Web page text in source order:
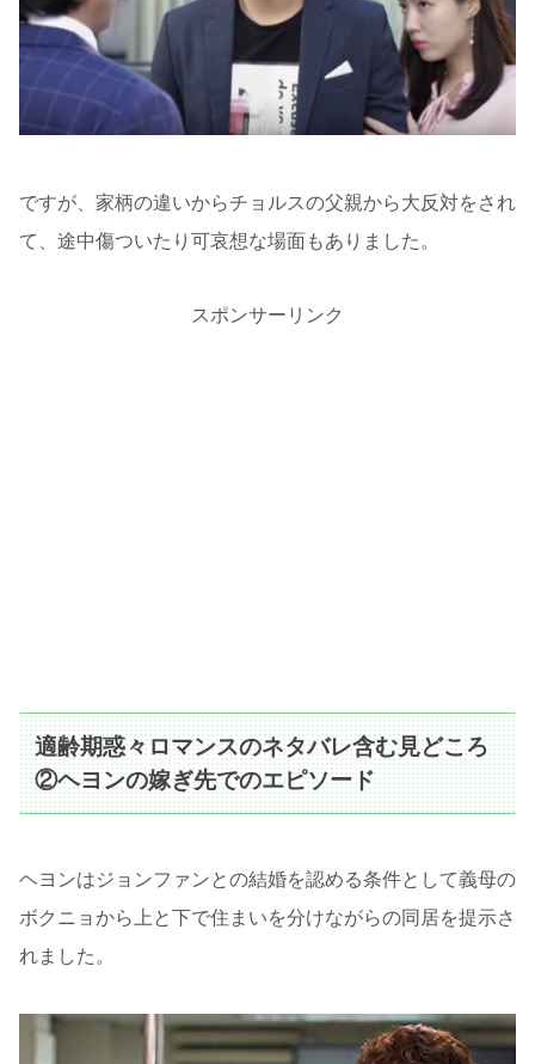
ですが、家柄の違いからチョルスの父親から大反対をされ
て、途中傷ついたり可哀想な場面もありました。
スポンサーリンク
適齢期惑々ロマンスのネタバレ含む見どころ
②ヘヨンの嫁ぎ先でのエピソード
ヘヨンはジョンファンとの結婚を認める条件として義母の
ボクニョから上と下で住まいを分けながらの同居を提示さ
れました。